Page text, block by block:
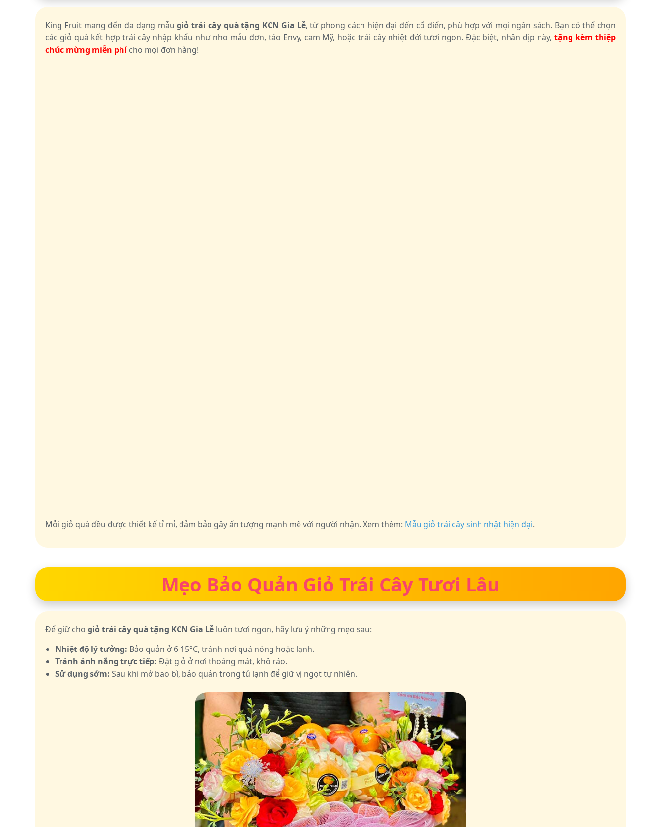
King Fruit mang đến đa dạng mẫugiỏ trái cây quà tặng KCN Gia Lễ, từ phong cách hiện đại đến cổ điển, phù hợp với mọi ngân sách. Bạn có thể chọn
các giỏ quà kết hợp trái cây nhập khẩu như nho mẫu đơn, táo Envy, cam Mỹ, hoặc trái cây nhiệt đới tươi ngon. Đặc biệt, nhân dịp này,tặng kèm thiệp
chúc mừng miễn phícho mọi đơn hàng!
Mỗi giỏ quà đều được thiết kế tỉ mỉ, đảm bảo gây ấn tượng mạnh mẽ với người nhận. Xem thêm: Mẫu giỏ trái cây sinh nhật hiện đại.
Mẹo Bảo Quản Giỏ Trái Cây Tươi Lâu
Để giữ cho giỏ trái cây quà tặng KCN Gia Lễ luôn tươi ngon, hãy lưu ý những mẹo sau:
Nhiệt độ lý tưởng: Bảo quản ở 6-15°C, tránh nơi quá nóng hoặc lạnh.
Tránh ánh nắng trực tiếp: Đặt giỏ ở nơi thoáng mát, khô ráo.
Sử dụng sớm: Sau khi mở bao bì, bảo quản trong tủ lạnh để giữ vị ngọt tự nhiên.